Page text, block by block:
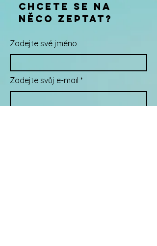
chcete se na
něco zeptat?
Zadejte své jméno
Zadejte svůj e-mail